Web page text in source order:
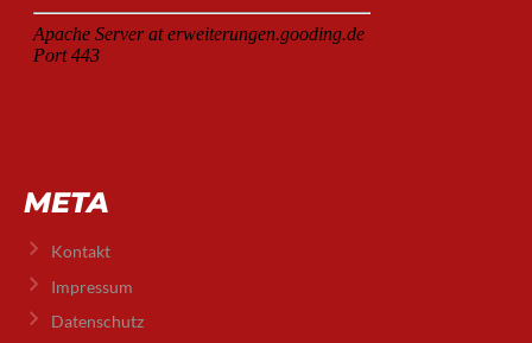
META
Kontakt
Impressum
Datenschutz